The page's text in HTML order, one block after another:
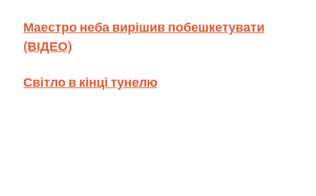
Маестро неба вирішив побешкетувати
(ВІДЕО)
Світло в кінці тунелю